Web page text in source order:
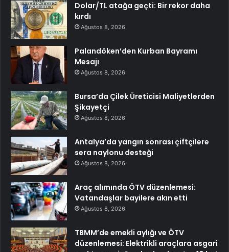
Dolar/TL atağa geçti: Bir rekor daha
kırdı
Ağustos 8, 2026
Palandöken’den Kurban Bayramı
Mesajı
Ağustos 8, 2026
Bursa’da Çilek Üreticisi Maliyetlerden
Şikayetçi
Ağustos 8, 2026
Antalya’da yangın sonrası çiftçilere
sera naylonu desteği
Ağustos 8, 2026
Araç alımında ÖTV düzenlemesi:
Vatandaşlar bayilere akın etti
Ağustos 8, 2026
TBMM’de emekli aylığı ve ÖTV
düzenlemesi: Elektrikli araçlara asgari